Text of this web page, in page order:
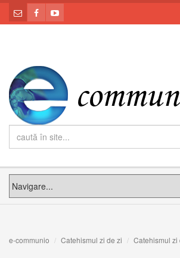
e-communio Catehismul zi de zi Catehismul zi